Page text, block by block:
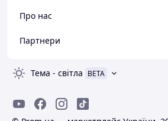
Про нас
Партнери
Тема - світла BETA